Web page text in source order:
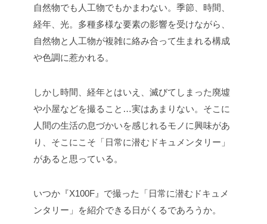
自然物でも人工物でもかまわない。季節、時間、
経年、光。多種多様な要素の影響を受けながら、
自然物と人工物が複雑に絡み合って生まれる構成
や色調に惹かれる。
しかし時間、経年とはいえ、滅びてしまった廃墟
や小屋などを撮ること…実はあまりない。そこに
人間の生活の息づかいを感じれるモノに興味があ
り、そこにこそ「日常に潜むドキュメンタリー」
があると思っている。
いつか『X100F』で撮った「日常に潜むドキュメ
ンタリー」を紹介できる日がくるであろうか。